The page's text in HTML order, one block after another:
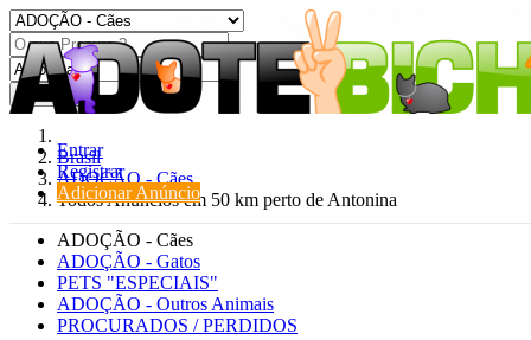
Entrar
Registrar
Adicionar Anúncio
Procurar
Brasil
ADOÇÃO - Cães
Todos Anúncios em 50 km perto de Antonina
ADOÇÃO - Cães
ADOÇÃO - Gatos
PETS "ESPECIAIS"
ADOÇÃO - Outros Animais
PROCURADOS / PERDIDOS